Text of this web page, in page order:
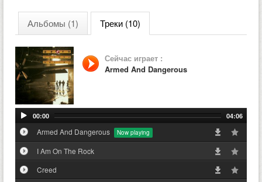
Альбомы (1) Треки (10)
Сейчас играет :
Armed And Dangerous
00:00 04:06
Armed And Dangerous
I Am On The Rock
Creed